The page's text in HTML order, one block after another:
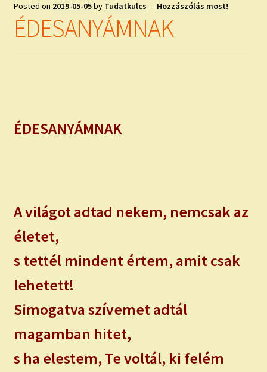
KÉRJ EGY MEGERŐSÍTÉST!
Posted on 2019-05-05by Tudatkulcs — Hozzászólás most!
ÉDESANYÁMNAK
ÉDESANYÁMNAK
A világot adtad nekem, nemcsak az
életet,
s tettél mindent értem, amit csak
lehetett!
Simogatva szívemet adtál
magamban hitet,
s ha elestem, Te voltál, ki felém